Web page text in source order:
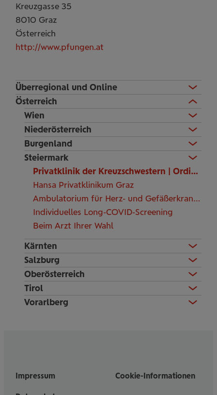
Überregional und Online
Österreich
Wien
Niederösterreich
Burgenland
Steiermark
Privatklinik der Kreuzschwestern | Ordination Dr. Patricia Pfungen
Hansa Privatklinikum Graz
Ambulatorium für Herz- und Gefäßerkrankungen Dr. Binder / Dr. Ablasser
Individuelles Long-COVID-Screening
Beim Arzt Ihrer Wahl
Kärnten
Salzburg
Oberösterreich
Tirol
Vorarlberg
Kreuzgasse 35
8010 Graz
Österreich
http://www.pfungen.at
Impressum Cookie-Informationen